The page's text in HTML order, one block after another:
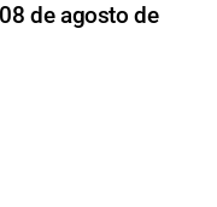
de agosto de